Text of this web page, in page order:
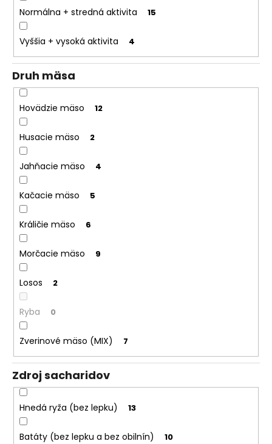
Normálna + stredná aktivita 15
Vyššia + vysoká aktivita 4
Druh mäsa
Hovädzie mäso 12
Husacie mäso 2
Jahňacie mäso 4
Kačacie mäso 5
Králičie mäso 6
Morčacie mäso 9
Losos 2
Ryba 0
Zverinové mäso (MIX) 7
Zdroj sacharidov
Hnedá ryža (bez lepku) 13
Batáty (bez lepku a bez obilnín) 10